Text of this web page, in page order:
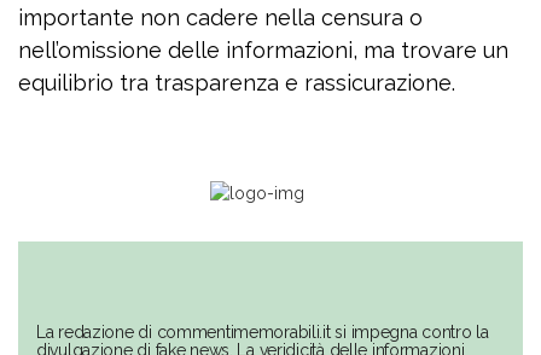
importante non cadere nella censura o
nell’omissione delle informazioni, ma trovare un
equilibrio tra trasparenza e rassicurazione.
La redazione di commentimemorabili.it si impegna contro la
divulgazione di fake news. La veridicità delle informazioni